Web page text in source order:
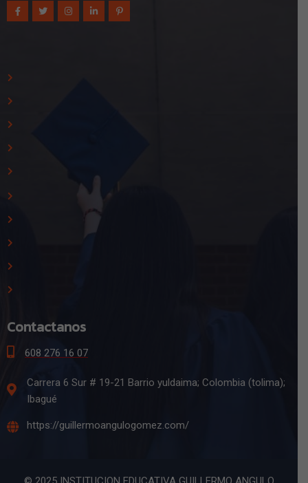
Contactanos
608 276 16 07
Carrera 6 Sur # 19-21 Barrio yuldaima; Colombia (tolima);
Ibagué
https://guillermoangulogomez.com/